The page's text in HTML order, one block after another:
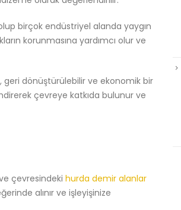
olup birçok endüstriyel alanda yaygın
korunmasına yardımcı olur ve
geri dönüştürülebilir ve ekonomik bir
çevreye katkıda bulunur ve
çevresindeki hurda demir alanlar
alınır ve işleyişinize